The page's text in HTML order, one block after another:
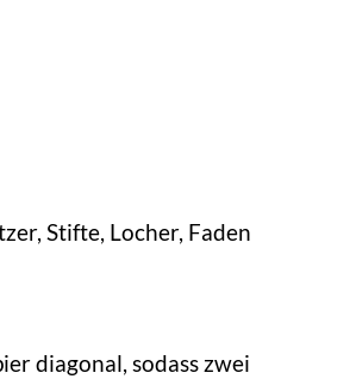
Stifte, Locher, Faden
diagonal, sodass zwei